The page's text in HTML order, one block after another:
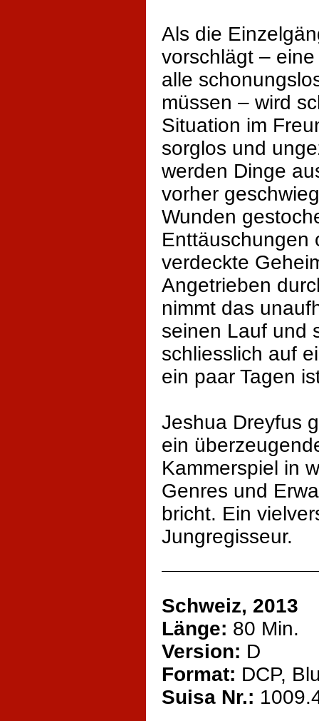
Als die
vorschlägt –
alle
müssen – wird
Situation im
sorglos und
werden Dinge
vorher
Wunden
Enttäuschungen
verdeckte
Angetrieben
nimmt das
seinen Lauf und
schliesslich auf
ein paar Tagen
Jeshua Dreyfus
ein
Kammerspiel in
Genres und
bricht. Ein
Jungregisseur.
Schweiz, 2013
Länge: 80 Min.
Version: D
Format: DCP,
Suisa Nr.: